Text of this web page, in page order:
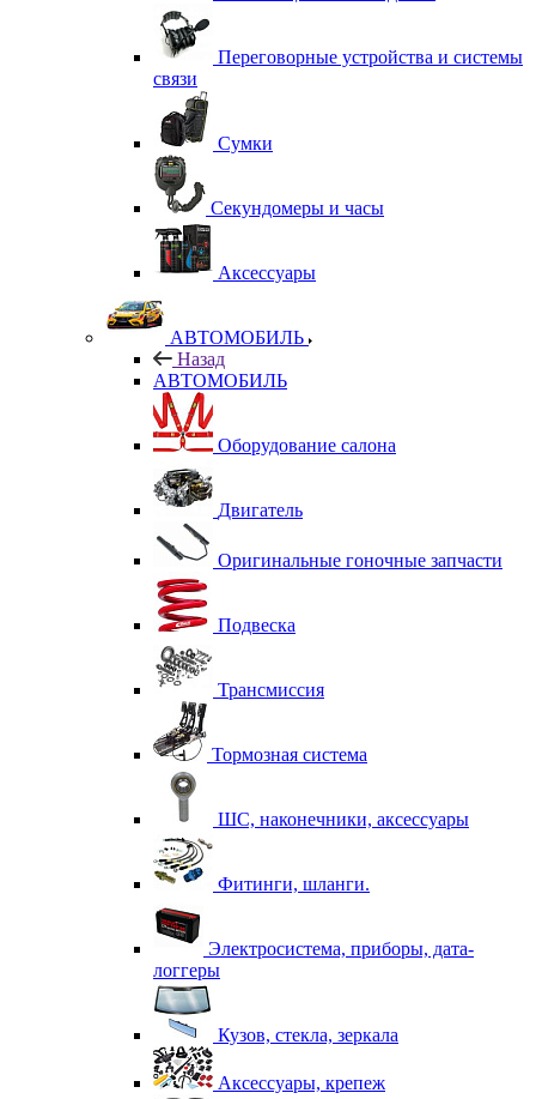
Переговорные устройства и системы
связи
Сумки
Секундомеры и часы
Аксессуары
АВТОМОБИЛЬ
Назад
АВТОМОБИЛЬ
Оборудование салона
Двигатель
Оригинальные гоночные запчасти
Подвеска
Трансмиссия
Тормозная система
ШС, наконечники, аксессуары
Фитинги, шланги.
Электросистема, приборы, дата-
логгеры
Кузов, стекла, зеркала
Аксессуары, крепеж